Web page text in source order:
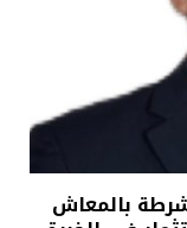
بالمعاش